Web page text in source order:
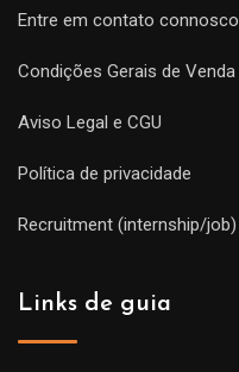
Entre em contato connosco
Condições Gerais de Venda
Aviso Legal e CGU
Política de privacidade
Recruitment (internship/job)
Links de guia